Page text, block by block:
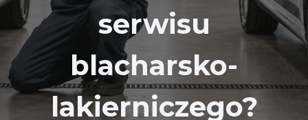
serwisu
blacharsko-
lakierniczego?